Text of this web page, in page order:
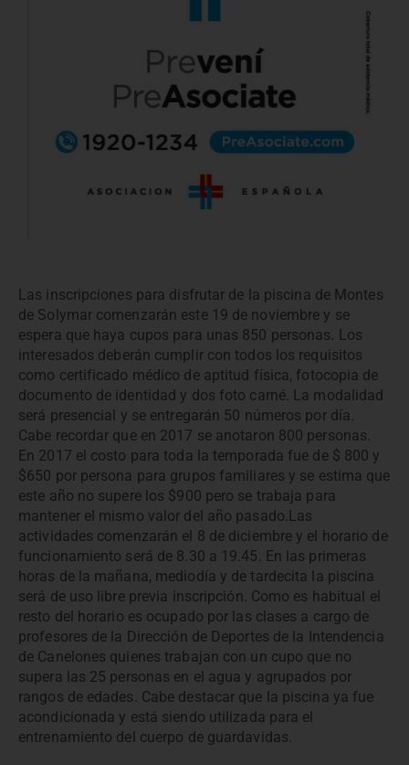
Las inscripciones para disfrutar de la piscina de Montes
de Solymar comenzarán este 19 de noviembre y se
espera que haya cupos para unas 850 personas. Los
interesados deberán cumplir con todos los requisitos
como certificado médico de aptitud física, fotocopia de
documento de identidad y dos foto carné. La modalidad
será presencial y se entregarán 50 números por día.
Cabe recordar que en 2017 se anotaron 800 personas.
En 2017 el costo para toda la temporada fue de $ 800 y
$650 por persona para grupos familiares y se estima que
este año no supere los $900 pero se trabaja para
mantener el mismo valor del año pasado.Las
actividades comenzarán el 8 de diciembre y el horario de
funcionamiento será de 8.30 a 19.45. En las primeras
horas de la mañana, mediodía y de tardecita la piscina
será de uso libre previa inscripción. Como es habitual el
resto del horario es ocupado por las clases a cargo de
profesores de la Dirección de Deportes de la Intendencia
de Canelones quienes trabajan con un cupo que no
supera las 25 personas en el agua y agrupados por
rangos de edades. Cabe destacar que la piscina ya fue
acondicionada y está siendo utilizada para el
entrenamiento del cuerpo de guardavidas.